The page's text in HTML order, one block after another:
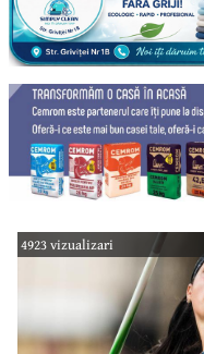
4923 vizualizari